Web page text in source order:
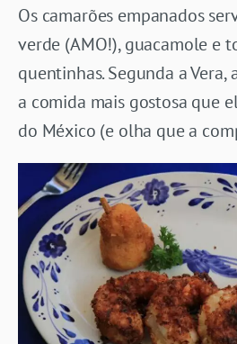
Os camarões empanados
verde (AMO!), guacamole e
quentinhas. Segunda a
a comida mais gostosa que
do México (e olha que a